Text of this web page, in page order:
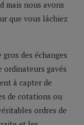
mais nous avons
que vous lâchiez
gros des échanges
ordinateurs gavés
à capter de
de cotations ou
ordres de